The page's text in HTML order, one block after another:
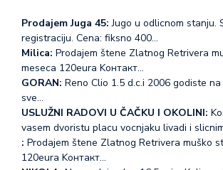
Prodajem Juga 45: Jugo u odlicnom stanju.
registraciju. Cena: fiksno 400…
Milica: Prodajem štene Zlatnog Retrivera
meseca 120eura Koнтакт…
GORAN: Reno Clio 1.5 d.c.i 2006 godiste
sve…
USLUŽNI RADOVI U ČAČKU I OKOLINI:
vasem dvoristu placu vocnjaku livadi i
: Prodajem štene Zlatnog Retrivera muško
120eura Koнтакт…